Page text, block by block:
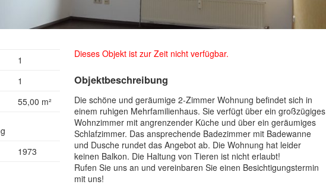
1
1
55,00 m²
1973
Dieses Objekt ist zur Zeit nicht verfügbar.
Objektbeschreibung
Die schöne und geräumige 2-Zimmer Wohnung befindet sich in
einem ruhigen Mehrfamilienhaus. Sie verfügt über ein großzügiges
Wohnzimmer mit angrenzender Küche und über ein geräumiges
Schlafzimmer. Das ansprechende Badezimmer mit Badewanne
und Dusche rundet das Angebot ab. Die Wohnung hat leider
keinen Balkon. Die Haltung von Tieren ist nicht erlaubt!
Rufen Sie uns an und vereinbaren Sie einen Besichtigungstermin
mit uns!